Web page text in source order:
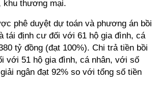
khu thương mại.
phê duyệt dự toán và phương án bồi
tái định cư đối với 61 hộ gia đình, cá
tỷ đồng (đạt 100%). Chi trả tiền bồi
với 51 hộ gia đình, cá nhân, với số
ngân đạt 92% so với tổng số tiền